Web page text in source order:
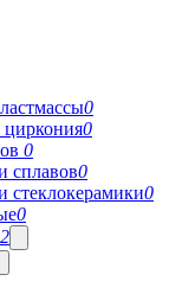
0
0
0
сплавов0
стеклокерамики0
0